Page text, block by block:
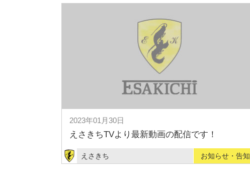
2023年01月30日
えさきちTVより最新動画の配信です！
えさきち お知らせ・告知